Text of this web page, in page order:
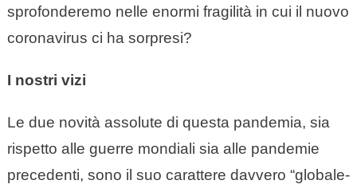
sprofonderemo nelle enormi fragilità in cui il nuovo
coronavirus ci ha sorpresi?
I nostri vizi
Le due novità assolute di questa pandemia, sia
rispetto alle guerre mondiali sia alle pandemie
precedenti, sono il suo carattere davvero “globale-